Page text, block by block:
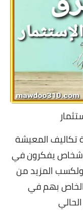
تكاليف المعيشة
يفكرون في
ولكسب المزيد من
الخاص بهم في